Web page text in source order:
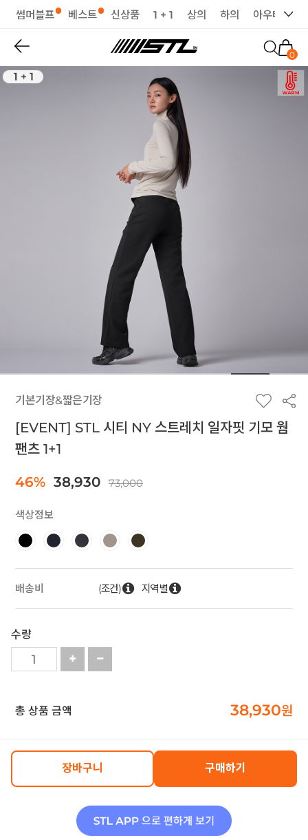
썸머블프 베스트 신상품 1 + 1 상의 하의 아우터
0
기본기장&짧은기장
[EVENT] STL 시티 NY 스트레치 일자핏 기모 웜
팬츠 1+1
46% 38,930 73,000
색상정보
배송비 (조건) 지역별
수량
총 상품 금액 38,930원
장바구니 구매하기